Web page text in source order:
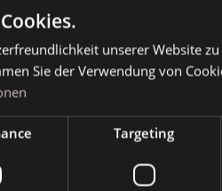
unserer Website
Sie der Verwendung von
Targeting